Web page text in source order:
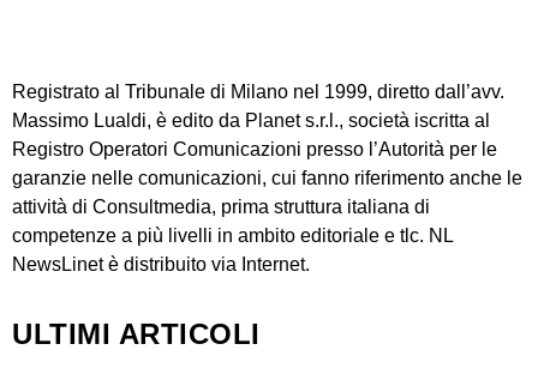
Registrato al Tribunale di Milano nel 1999, diretto dall’avv.
Massimo Lualdi, è edito da Planet s.r.l., società iscritta al
Registro Operatori Comunicazioni presso l’Autorità per le
garanzie nelle comunicazioni, cui fanno riferimento anche le
attività di Consultmedia, prima struttura italiana di
competenze a più livelli in ambito editoriale e tlc. NL
NewsLinet è distribuito via Internet.
ULTIMI ARTICOLI